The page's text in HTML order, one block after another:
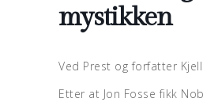
mystikken
Ved Prest og forfatter Kjell
Etter at Jon Fosse fikk